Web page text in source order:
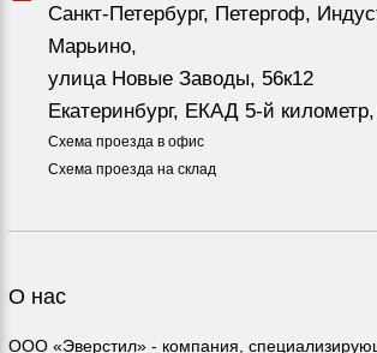
Санкт-Петербург, Петергоф,
Марьино,
улица Новые Заводы, 56к12
Екатеринбург, ЕКАД 5-й
Схема проезда в офис
Схема проезда на склад
О нас
ООО «Эверстил» - компания,